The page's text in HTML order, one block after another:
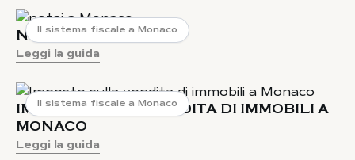
Il sistema fiscale a Monaco
NOTAI A MONACO
Leggi la guida
Il sistema fiscale a Monaco
IMPOSTE SULLA VENDITA DI IMMOBILI A
MONACO
Leggi la guida